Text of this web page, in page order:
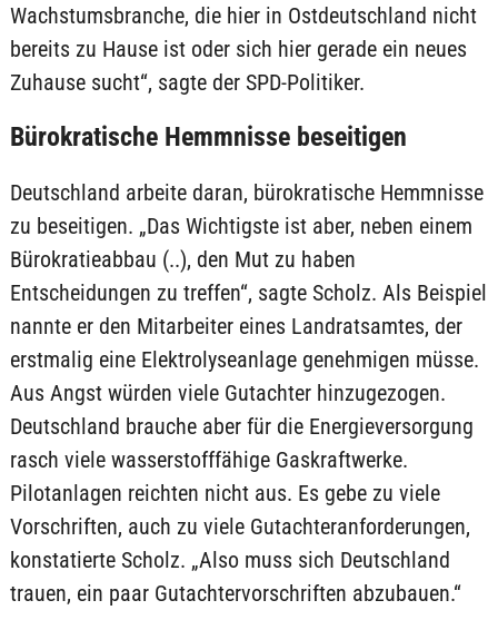
Wachstumsbranche, die hier in Ostdeutschland nicht
bereits zu Hause ist oder sich hier gerade ein neues
Zuhause sucht“, sagte der SPD-Politiker.
Bürokratische Hemmnisse beseitigen
Deutschland arbeite daran, bürokratische Hemmnisse
zu beseitigen. „Das Wichtigste ist aber, neben einem
Bürokratieabbau (..), den Mut zu haben
Entscheidungen zu treffen“, sagte Scholz. Als Beispiel
nannte er den Mitarbeiter eines Landratsamtes, der
erstmalig eine Elektrolyseanlage genehmigen müsse.
Aus Angst würden viele Gutachter hinzugezogen.
Deutschland brauche aber für die Energieversorgung
rasch viele wasserstofffähige Gaskraftwerke.
Pilotanlagen reichten nicht aus. Es gebe zu viele
Vorschriften, auch zu viele Gutachteranforderungen,
konstatierte Scholz. „Also muss sich Deutschland
trauen, ein paar Gutachtervorschriften abzubauen.“